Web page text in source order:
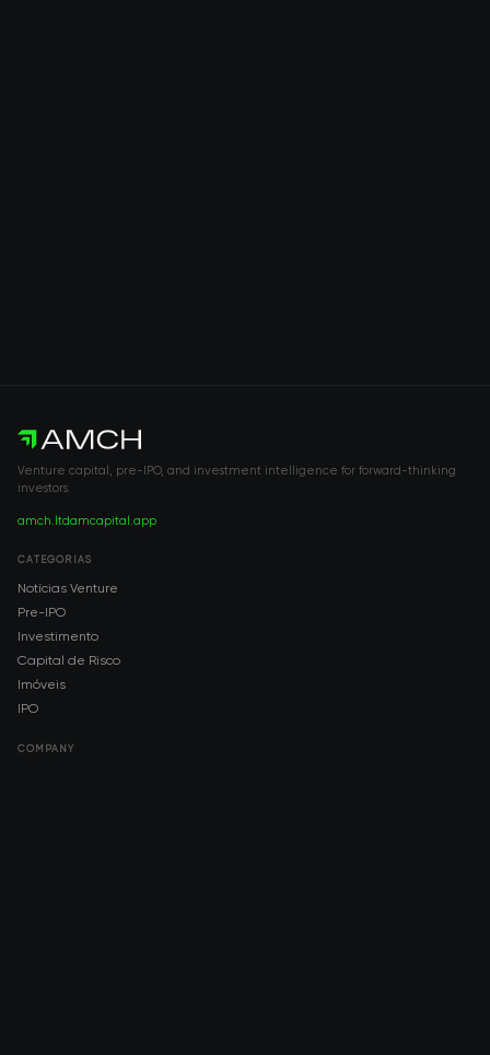
Venture capital, pre-IPO, and investment intelligence for forward-thinking
investors.
amch.ltdamcapital.app
CATEGORIAS
Notícias Venture
Pre-IPO
Investimento
Capital de Risco
Imóveis
IPO
COMPANY